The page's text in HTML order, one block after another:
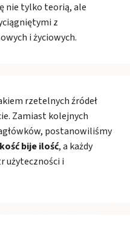
nie tylko teorią, ale
z
i życiowych.
rzetelnych źródeł
Zamiast kolejnych
postanowiliśmy
bije ilość, a każdy
użyteczności i